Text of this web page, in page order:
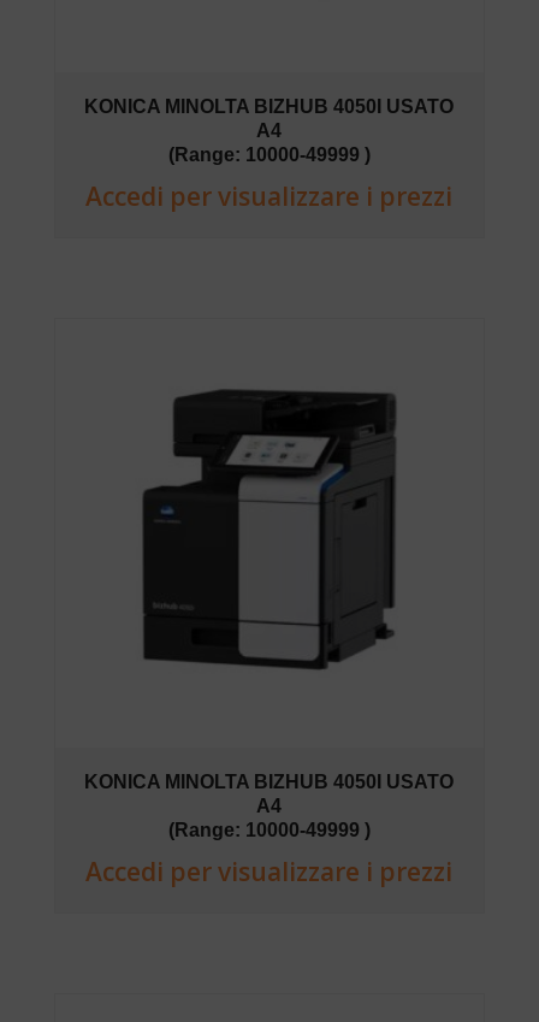
KONICA MINOLTA BIZHUB 4050I USATO
A4
(Range: 10000-49999 )
Accedi per visualizzare i prezzi
KONICA MINOLTA BIZHUB 4050I USATO
A4
(Range: 10000-49999 )
Accedi per visualizzare i prezzi